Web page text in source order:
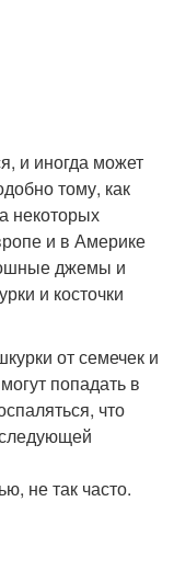
и иногда может
тому, как
некоторых
и в Америке
джемы и
и косточки
от семечек и
попадать в
что
не так часто.